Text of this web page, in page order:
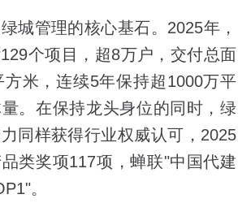
城管理的核心基石。2025年，
个项目，超8万户，交付总面
方米，连续5年保持超1000万平
。在保持龙头身位的同时，绿
同样获得行业权威认可，2025
类奖项117项，蝉联"中国代建
。